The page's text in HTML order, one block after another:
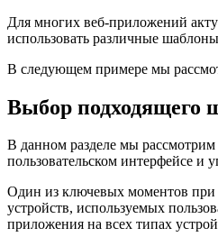
Для многих веб-приложений
использовать различные
В следующем примере мы
Выбор подходящего
В данном разделе мы рассмотрим
пользовательском интерфейсе и
Один из ключевых моментов при
устройств, используемых
приложения на всех типах